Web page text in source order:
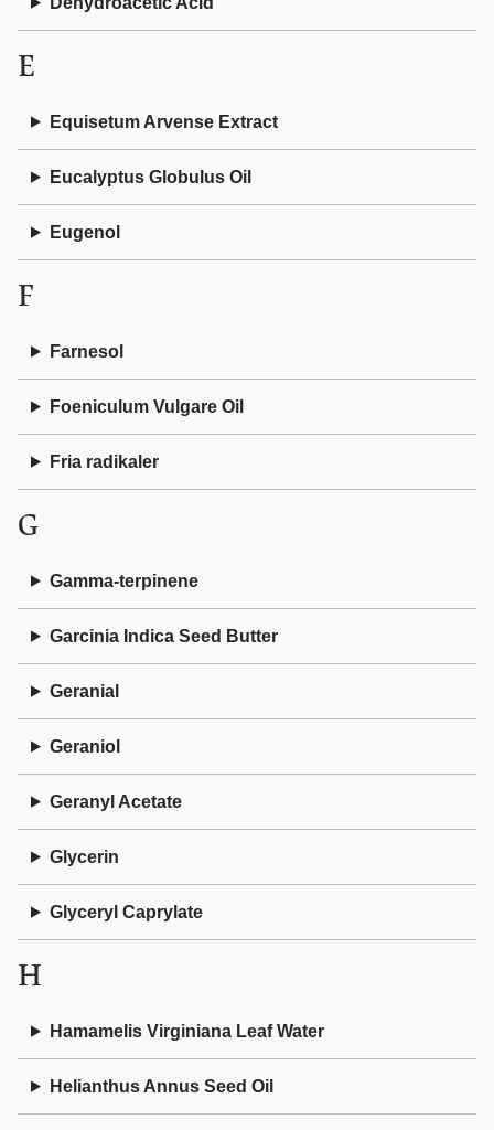
E
Equisetum Arvense Extract
Eucalyptus Globulus Oil
Eugenol
F
Farnesol
Foeniculum Vulgare Oil
Fria radikaler
G
Gamma-terpinene
Garcinia Indica Seed Butter
Geranial
Geraniol
Geranyl Acetate
Glycerin
Glyceryl Caprylate
H
Hamamelis Virginiana Leaf Water
Helianthus Annus Seed Oil